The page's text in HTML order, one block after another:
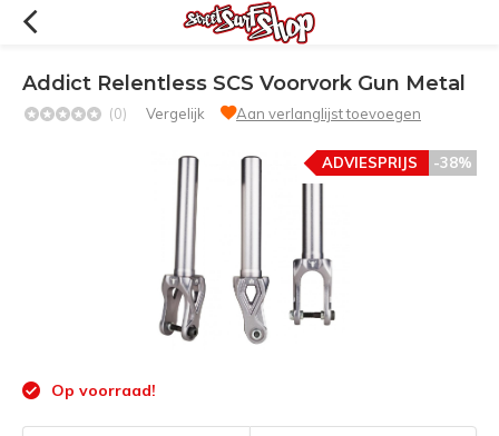
Addict Relentless SCS Voorvork Gun Metal
(0) Vergelijk Aan verlanglijst toevoegen
-38%
ADVIESPRIJS
Op voorraad!